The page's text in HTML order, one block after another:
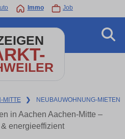
Immo Job
MITTE ❯ NEUBAUWOHNUNG-MIETEN
in Aachen Aachen-Mitte –
energieeffizient